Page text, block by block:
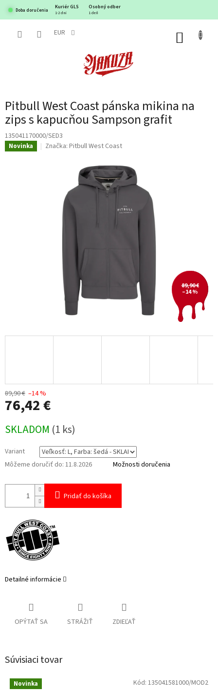
obsah
Doba doručenia
Kuriér GLS Osobný odber
1-2 dni 1 deň
EUR
Pitbull West Coast pánska mikina na
zips s kapucňou Sampson grafit
135041170000/SED3
Novinka Značka: Pitbull West Coast
89,90 €
–14 %
89,90 € –14 %
76,42 €
cena:
SKLADOM (1 ks)
Variant
Môžeme doručiť do: 11.8.2026 Možnosti doručenia
Pridať do košíka
Detailné informácie
OPÝTAŤ SA STRÁŽIŤ ZDIEĽAŤ
Súvisiaci tovar
Novinka Kód: 135041581000/MOD2